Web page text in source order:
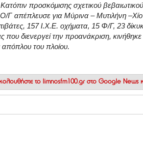
προσκόμισης σχετικού
Γ απέπλευσε για Μύρινα – Μυτιλήνη
157 Ι.Χ.Ε. οχήματα, 15 Φ/Γ, 23
που διενεργεί την προανάκριση,
του πλοίου.
το limnosfm100.gr στο Google News